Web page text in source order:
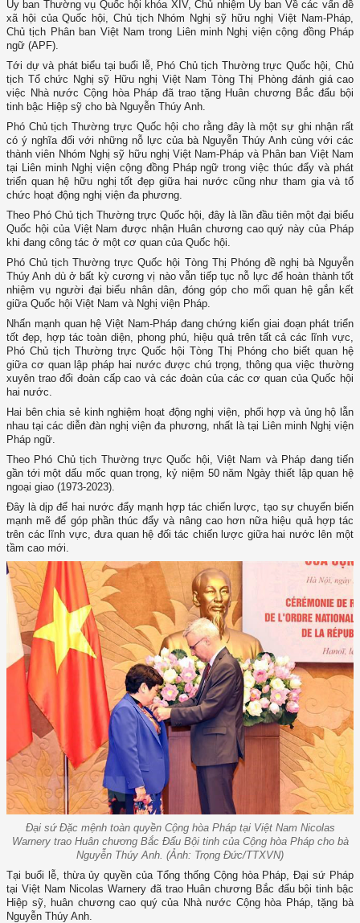
Ủy ban Thường vụ Quốc hội khóa XIV, Chủ nhiệm Ủy ban Về các vấn đề
xã hội của Quốc hội, Chủ tịch Nhóm Nghị sỹ hữu nghị Việt Nam-Pháp,
Chủ tịch Phân ban Việt Nam trong Liên minh Nghị viện cộng đồng Pháp
ngữ (APF).
Tới dự và phát biểu tại buổi lễ, Phó Chủ tịch Thường trực Quốc hội, Chủ
tịch Tổ chức Nghị sỹ Hữu nghị Việt Nam Tòng Thị Phòng đánh giá cao
việc Nhà nước Cộng hòa Pháp đã trao tặng Huân chương Bắc đẩu bội
tinh bậc Hiệp sỹ cho bà Nguyễn Thúy Anh.
Phó Chủ tịch Thường trực Quốc hội cho rằng đây là một sự ghi nhận rất
có ý nghĩa đối với những nỗ lực của bà Nguyễn Thúy Anh cùng với các
thành viên Nhóm Nghị sỹ hữu nghị Việt Nam-Pháp và Phân ban Việt Nam
tại Liên minh Nghị viện cộng đồng Pháp ngữ trong việc thúc đẩy và phát
triển quan hệ hữu nghị tốt đẹp giữa hai nước cũng như tham gia và tổ
chức hoạt động nghị viện đa phương.
Theo Phó Chủ tịch Thường trực Quốc hội, đây là lần đầu tiên một đại biểu
Quốc hội của Việt Nam được nhận Huân chương cao quý này của Pháp
khi đang công tác ở một cơ quan của Quốc hội.
Phó Chủ tịch Thường trực Quốc hội Tòng Thị Phóng đề nghị bà Nguyễn
Thúy Anh dù ở bất kỳ cương vị nào vẫn tiếp tục nỗ lực để hoàn thành tốt
nhiệm vụ người đại biểu nhân dân, đóng góp cho mối quan hệ gắn kết
giữa Quốc hội Việt Nam và Nghị viện Pháp.
Nhấn mạnh quan hệ Việt Nam-Pháp đang chứng kiến giai đoạn phát triển
tốt đẹp, hợp tác toàn diện, phong phú, hiệu quả trên tất cả các lĩnh vực,
Phó Chủ tịch Thường trực Quốc hội Tòng Thị Phóng cho biết quan hệ
giữa cơ quan lập pháp hai nước được chú trọng, thông qua việc thường
xuyên trao đổi đoàn cấp cao và các đoàn của các cơ quan của Quốc hội
hai nước.
Hai bên chia sẻ kinh nghiệm hoạt động nghị viện, phối hợp và ủng hộ lẫn
nhau tại các diễn đàn nghị viện đa phương, nhất là tại Liên minh Nghị viện
Pháp ngữ.
Theo Phó Chủ tịch Thường trực Quốc hội, Việt Nam và Pháp đang tiến
gần tới một dấu mốc quan trọng, kỷ niệm 50 năm Ngày thiết lập quan hệ
ngoại giao (1973-2023).
Đây là dịp để hai nước đẩy mạnh hợp tác chiến lược, tạo sự chuyển biến
mạnh mẽ để góp phần thúc đẩy và nâng cao hơn nữa hiệu quả hợp tác
trên các lĩnh vực, đưa quan hệ đối tác chiến lược giữa hai nước lên một
tầm cao mới.
Đại sứ Đặc mệnh toàn quyền Cộng hòa Pháp tại Việt Nam Nicolas
Warnery trao Huân chương Bắc Đẩu Bội tinh của Cộng hòa Pháp cho bà
Nguyễn Thúy Anh. (Ảnh: Trọng Đức/TTXVN)
Tại buổi lễ, thừa ủy quyền của Tổng thống Cộng hòa Pháp, Đại sứ Pháp
tại Việt Nam Nicolas Warnery đã trao Huân chương Bắc đẩu bội tinh bậc
Hiệp sỹ, huân chương cao quý của Nhà nước Cộng hòa Pháp, tặng bà
Nguyễn Thúy Anh.